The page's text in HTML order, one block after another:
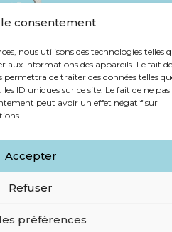
consentement
nous utilisons des technologies telles
aux informations des appareils. Le fait de
de traiter des données telles
ID uniques sur ce site. Le fait de ne pas
peut avoir un effet négatif sur
Accepter
Refuser
préférences
Tous droits réservés.